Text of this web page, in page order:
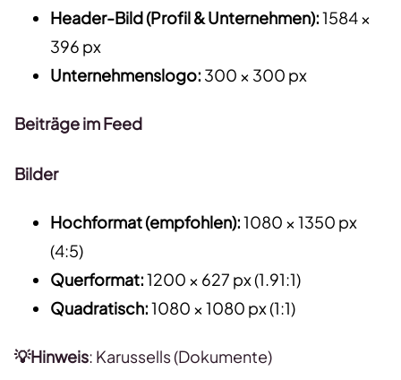
Header-Bild (Profil & Unternehmen):1584 ×
396 px
Unternehmenslogo: 300 × 300 px
Beiträge im Feed
Bilder
Hochformat (empfohlen):1080 × 1350 px
(4:5)
Querformat:1200 × 627 px (1.91:1)
Quadratisch:1080 × 1080 px (1:1)
💡Hinweis: Karussells (Dokumente)